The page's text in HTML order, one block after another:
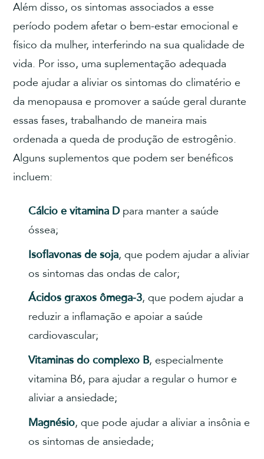
Além disso, os sintomas associados a esse
período podem afetar o bem-estar emocional e
físico da mulher, interferindo na sua qualidade de
vida. Por isso, uma suplementação adequada
pode ajudar a aliviar os sintomas do climatério e
da menopausa e promover a saúde geral durante
essas fases, trabalhando de maneira mais
ordenada a queda de produção de estrogênio.
Alguns suplementos que podem ser benéficos
incluem:
Cálcio e vitamina Dpara manter a saúde
óssea;
Isoflavonas de soja, que podem ajudar a aliviar
os sintomas das ondas de calor;
Ácidos graxos ômega-3, que podem ajudar a
reduzir a inflamação e apoiar a saúde
cardiovascular;
Vitaminas do complexo B, especialmente
vitamina B6, para ajudar a regular o humor e
aliviar a ansiedade;
Magnésio, que pode ajudar a aliviar a insônia e
os sintomas de ansiedade;